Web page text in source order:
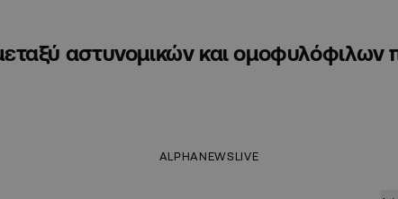
αστυνομικών και
ALPHANEWSLIVE